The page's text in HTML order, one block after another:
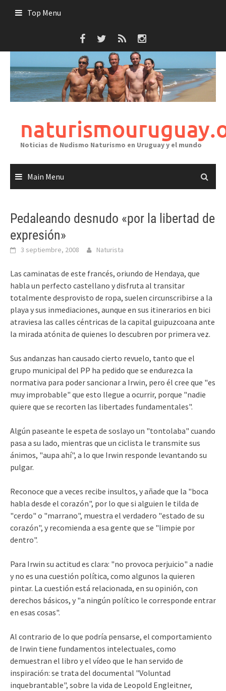
Top Menu
Noticias de Nudismo Naturismo en Uruguay y el mundo
Main Menu
Pedaleando desnudo «por la libertad de
expresión»
3 septiembre, 2008 Naturista
Las caminatas de este francés, oriundo de Hendaya, que
habla un perfecto castellano y disfruta al transitar
totalmente desprovisto de ropa, suelen circunscribirse a la
playa y sus inmediaciones, aunque en sus itinerarios en bici
atraviesa las calles céntricas de la capital guipuzcoana ante
la mirada atónita de quienes lo descubren por primera vez.
Sus andanzas han causado cierto revuelo, tanto que el
grupo municipal del PP ha pedido que se endurezca la
normativa para poder sancionar a Irwin, pero él cree que "es
muy improbable" que esto llegue a ocurrir, porque "nadie
quiere que se recorten las libertades fundamentales".
Algún paseante le espeta de soslayo un "tontolaba" cuando
pasa a su lado, mientras que un ciclista le transmite sus
ánimos, "aupa ahí", a lo que Irwin responde levantando su
pulgar.
Reconoce que a veces recibe insultos, y añade que la "boca
habla desde el corazón", por lo que si alguien le tilda de
"cerdo" o "marrano", muestra el verdadero "estado de su
corazón", y recomienda a esa gente que se "limpie por
dentro".
Para Irwin su actitud es clara: "no provoca perjuicio" a nadie
y no es una cuestión política, como algunos la quieren
pintar. La cuestión está relacionada, en su opinión, con
derechos básicos, y "a ningún político le corresponde entrar
en esas cosas".
Al contrario de lo que podría pensarse, el comportamiento
de Irwin tiene fundamentos intelectuales, como
demuestran el libro y el vídeo que le han servido de
inspiración: se trata del documental "Voluntad
inquebrantable", sobre la vida de Leopold Engleitner,